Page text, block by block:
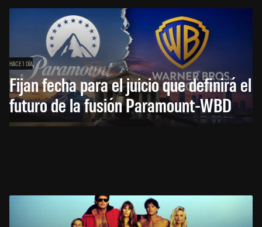
HACE 1 DÍA
Fijan fecha para el juicio que definirá el
futuro de la fusión Paramount-WBD